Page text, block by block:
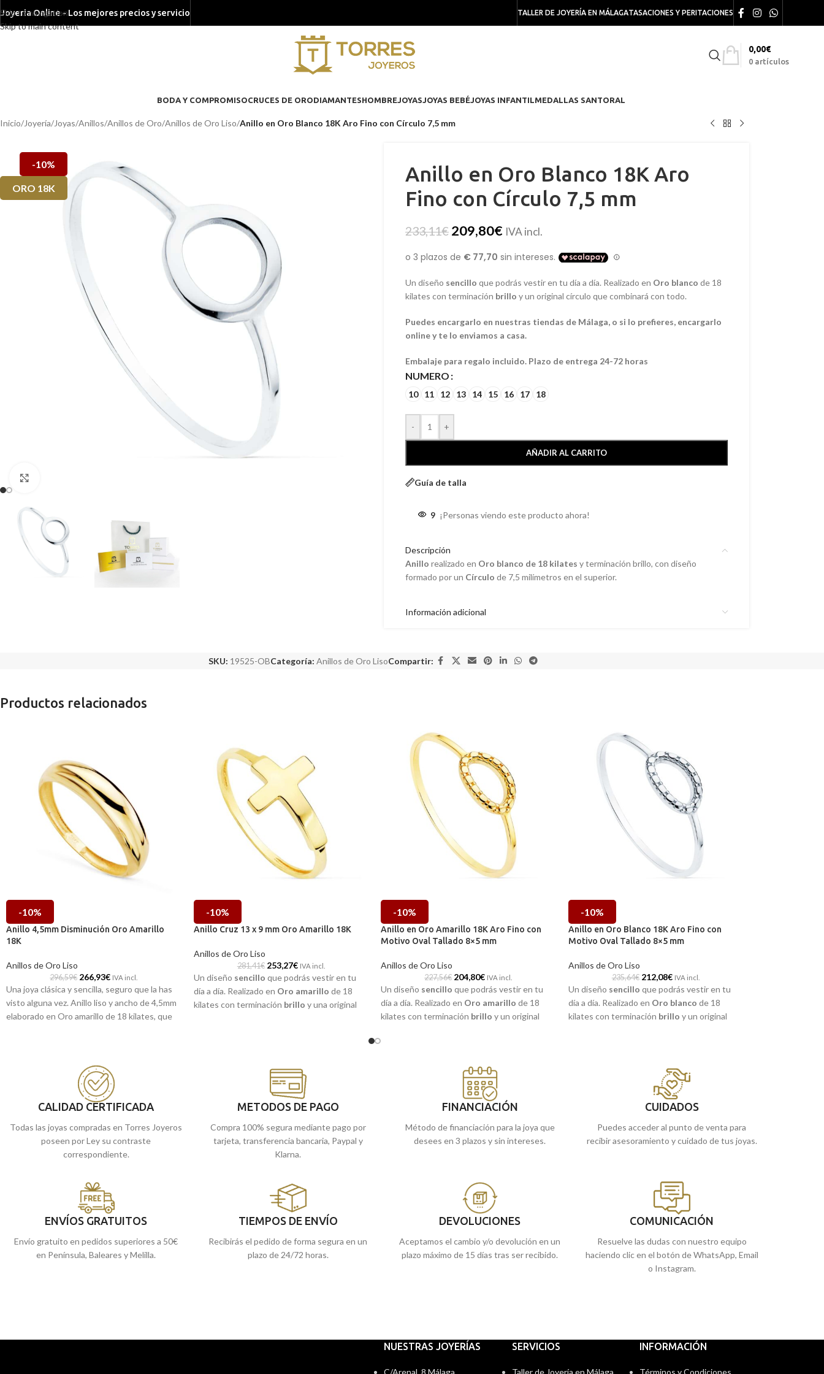
Skip to navigation
Skip to main content
Joyeria Online - Los mejores precios y servicio TALLER DE JOYERÍA EN MÁLAGATASACIONES Y PERITACIONES
0 artículos
0,00€
BODA Y COMPROMISOCRUCES DE ORODIAMANTESHOMBREJOYASJOYAS BEBÉJOYAS INFANTILMEDALLAS SANTORAL
Inicio/Joyería/Joyas/Anillos/Anillos de Oro/Anillos de Oro Liso/Anillo en Oro Blanco 18K Aro Fino con Círculo 7,5 mm
-10%
ORO 18K
Anillo en Oro Blanco 18K Aro
Fino con Círculo 7,5 mm
233,11€ 209,80€ IVA incl.
Un diseño sencillo que podrás vestir en tu día a día. Realizado en Oro blanco de 18
kilates con terminación brillo y un original círculo que combinará con todo.
Puedes encargarlo en nuestras tiendas de Málaga, o si lo prefieres, encargarlo
online y te lo enviamos a casa.
Embalaje para regalo incluido. Plazo de entrega 24-72 horas
NUMERO
10 11 12 13 14 15 16 17 18
- +
AÑADIR AL CARRITO
Guía de talla
9 ¡Personas viendo este producto ahora!
Descripción
Anillo realizado en Oro blanco de 18 kilates y terminación brillo, con diseño
formado por un Círculo de 7,5 milímetros en el superior.
Información adicional
SKU: 19525-OBCategoría: Anillos de Oro LisoCompartir:
Productos relacionados
-10%
Anillo 4,5mm Disminución Oro Amarillo
18K
Anillos de Oro Liso
296,59€ 266,93€ IVA incl.
Una joya clásica y sencilla, seguro que la has
visto alguna vez. Anillo liso y ancho de 4,5mm
elaborado en Oro amarillo de 18 kilates, que
Málaga, o si lo prefieres, encargarlo online
y te lo llevamos a casa.
-10%
Anillo Cruz 13 x 9 mm Oro Amarillo 18K
Anillos de Oro Liso
281,41€ 253,27€ IVA incl.
Un diseño sencillo que podrás vestir en tu
día a día. Realizado en Oro amarillo de 18
kilates con terminación brillo y una original
-10%
Anillo en Oro Amarillo 18K Aro Fino con
Motivo Oval Tallado 8×5 mm
Anillos de Oro Liso
227,56€ 204,80€ IVA incl.
Un diseño sencillo que podrás vestir en tu
día a día. Realizado en Oro amarillo de 18
kilates con terminación brillo y un original
online y te la enviamos a casa.
-10%
Anillo en Oro Blanco 18K Aro Fino con
Motivo Oval Tallado 8×5 mm
Anillos de Oro Liso
235,64€ 212,08€ IVA incl.
Un diseño sencillo que podrás vestir en tu
día a día. Realizado en Oro blanco de 18
kilates con terminación brillo y un original
y te lo enviamos a casa.
CALIDAD CERTIFICADA
Todas las joyas compradas en Torres Joyeros
poseen por Ley su contraste
correspondiente.
METODOS DE PAGO
Compra 100% segura mediante pago por
tarjeta, transferencia bancaria, Paypal y
Klarna.
FINANCIACIÓN
Método de financiación para la joya que
desees en 3 plazos y sin intereses.
CUIDADOS
Puedes acceder al punto de venta para
recibir asesoramiento y cuidado de tus joyas.
ENVÍOS GRATUITOS
Envío gratuito en pedidos superiores a 50€
en Península, Baleares y Melilla.
TIEMPOS DE ENVÍO
Recibirás el pedido de forma segura en un
plazo de 24/72 horas.
DEVOLUCIONES
Aceptamos el cambio y/o devolución en un
plazo máximo de 15 días tras ser recibido.
COMUNICACIÓN
Resuelve las dudas con nuestro equipo
haciendo clic en el botón de WhatsApp, Email
o Instagram.
NUESTRAS JOYERÍAS
C/Arenal, 8 Málaga
SERVICIOS
Taller de Joyería en Málaga
INFORMACIÓN
Términos y Condiciones